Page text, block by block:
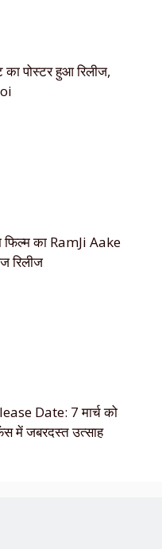
पोस्टर हुआ रिलीज,
का RamJi Aake
रिलीज
Date: 7 मार्च को
में जबरदस्त उत्साह